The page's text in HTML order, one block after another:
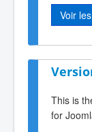
Voir
This is
for